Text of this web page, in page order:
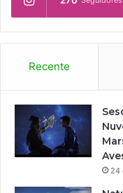
Recente
24